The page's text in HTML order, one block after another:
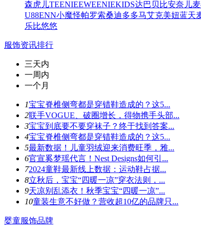
森虎儿TEENIEEWEENIEKIDS达巴贝比安奈儿
U88ENN小魔怪帕罗索桑迪多多马艾克美妞蓝天
乐比悠悠
服饰资讯排行
三天内
一周内
一个月
1宝宝脊椎侧弯都是穿错鞋造成的？这5...
2联手VOGUE、破圈增长，得物携手头部...
3宝宝到底要不要穿袜子？终于找到答案...
4宝宝脊椎侧弯都是穿错鞋造成的？这5...
5最新数据！儿童羽绒迎来消费旺季，雅...
6官宣奚梦瑶代言！Nest Designs如何引...
7​2024童鞋最新线上数据：运动鞋占据...
8立秋后，宝宝“四暖一凉”穿衣法则，...
9天凉别乱添衣！秋季宝宝“四暖一凉”...
10童装生意不好做？营收超10亿的品牌只...
婴童服饰品牌